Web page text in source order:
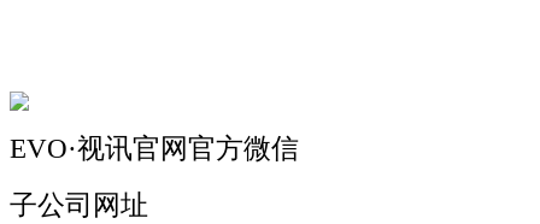
EVO·视讯官网官方微信
子公司网址